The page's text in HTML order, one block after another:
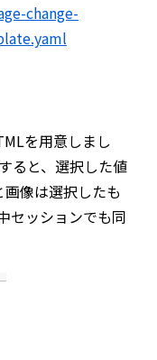
change-
を用意しまし
ると、選択した値
像は選択したも
セッションでも同